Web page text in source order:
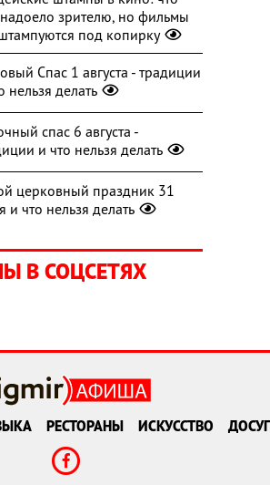
зрителю, но фильмы
под копирку
Спас 1 августа - традиции
нельзя делать
спас 6 августа -
и что нельзя делать
церковный праздник 31
и что нельзя делать
В СОЦСЕТЯХ
РЕСТОРАНЫ ИСКУССТВО ДОСУГ